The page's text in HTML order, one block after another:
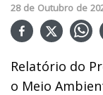
28 de Outubro de
Relatório do
o Meio